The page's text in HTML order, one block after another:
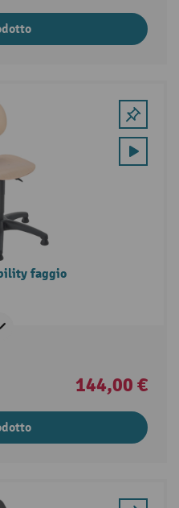
faggio
144,00 €